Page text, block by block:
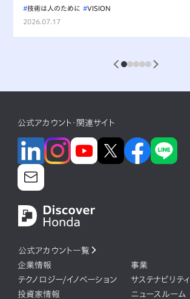
を走るもの、水を汚すべからず」を
受け継ぐ挑戦
技術は人のために
VISION
2026.07.17
1 2 3 4 5
公式アカウント・関連サイト
公式アカウント一覧
企業情報
事業
テクノロジー/イノベーション
サステナビリティ
投資家情報
ニュースルーム